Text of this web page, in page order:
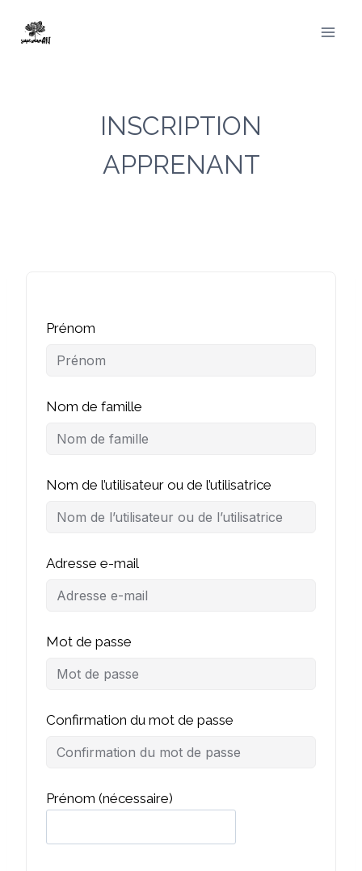
INSCRIPTION
APPRENANT
Prénom
Nom de famille
Nom de l’utilisateur ou de l’utilisatrice
Adresse e-mail
Mot de passe
Confirmation du mot de passe
Prénom (nécessaire)